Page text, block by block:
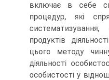
включає в себе
процедур, які
продуктів
цього методу
діяльності
особистості у